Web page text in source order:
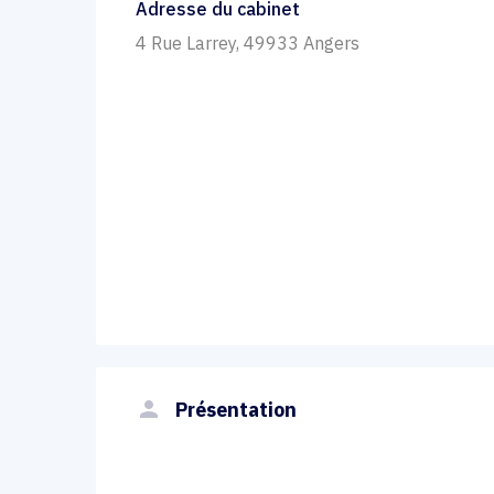
Adresse du cabinet
4 Rue Larrey, 49933 Angers
person Présentation